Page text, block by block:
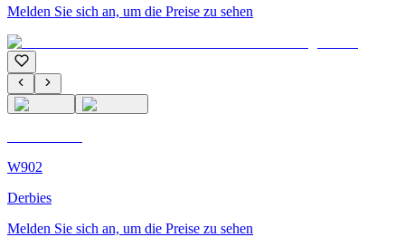
Melden Sie sich an, um die Preise zu sehen
W902
Derbies
Melden Sie sich an, um die Preise zu sehen